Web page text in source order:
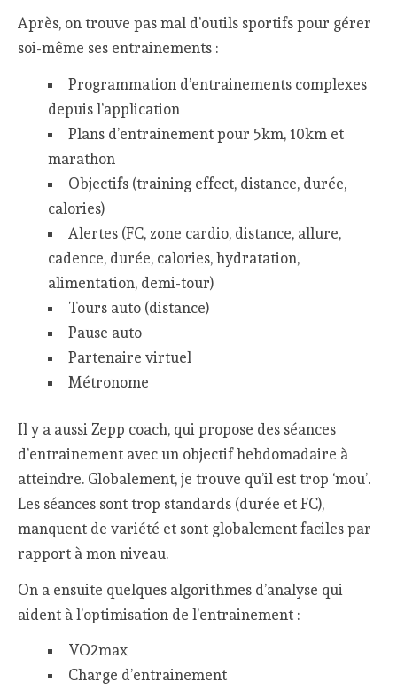
Après, on trouve pas mal d’outils sportifs pour gérer
soi-même ses entrainements :
Programmation d’entrainements complexes
depuis l’application
Plans d’entrainement pour 5km, 10km et
marathon
Objectifs (training effect, distance, durée,
calories)
Alertes (FC, zone cardio, distance, allure,
cadence, durée, calories, hydratation,
alimentation, demi-tour)
Tours auto (distance)
Pause auto
Partenaire virtuel
Métronome
Il y a aussi Zepp coach, qui propose des séances
d’entrainement avec un objectif hebdomadaire à
atteindre. Globalement, je trouve qu’il est trop ‘mou’.
Les séances sont trop standards (durée et FC),
manquent de variété et sont globalement faciles par
rapport à mon niveau.
On a ensuite quelques algorithmes d’analyse qui
aident à l’optimisation de l’entrainement :
VO2max
Charge d’entrainement